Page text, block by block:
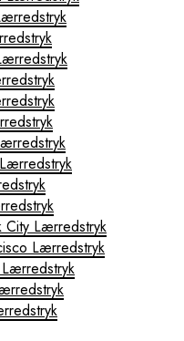
City Lærredstryk
Lærredstryk